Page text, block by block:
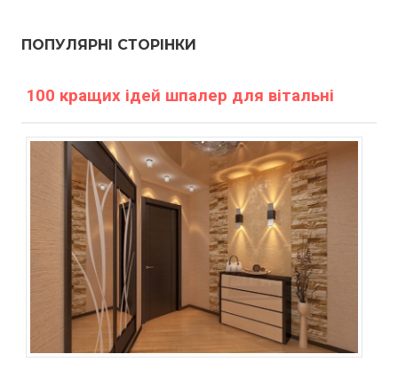
ПОПУЛЯРНІ СТОРІНКИ
100 кращих ідей шпалер для вітальні